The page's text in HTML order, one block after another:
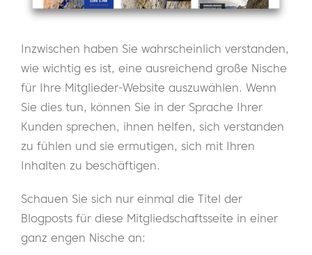
Inzwischen haben Sie wahrscheinlich verstanden,
wie wichtig es ist, eine ausreichend große Nische
für Ihre Mitglieder-Website auszuwählen. Wenn
Sie dies tun, können Sie in der Sprache Ihrer
Kunden sprechen, ihnen helfen, sich verstanden
zu fühlen und sie ermutigen, sich mit Ihren
Inhalten zu beschäftigen.
Schauen Sie sich nur einmal die Titel der
Blogposts für diese Mitgliedschaftsseite in einer
ganz engen Nische an: